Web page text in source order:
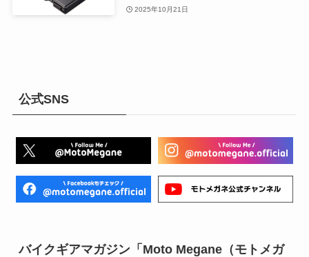
2025年10月21日
公式SNS
バイクギアマガジン「Moto Megane（モトメガ